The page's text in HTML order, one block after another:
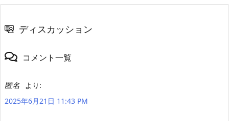
ディスカッション
コメント一覧
匿名 より:
2025年6月21日 11:43 PM